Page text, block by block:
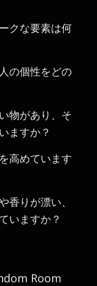
クな要素は何
の個性をどの
物があり、そ
ますか？
高めています
香りが漂い、
いますか？
Room